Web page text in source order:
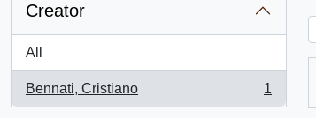
Creator
All
Bennati, Cristiano
, 1 results
1